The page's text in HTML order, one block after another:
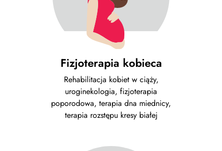
Fizjoterapia kobieca
Rehabilitacja kobiet w ciąży,
uroginekologia, fizjoterapia
poporodowa, terapia dna miednicy,
terapia rozstępu kresy białej